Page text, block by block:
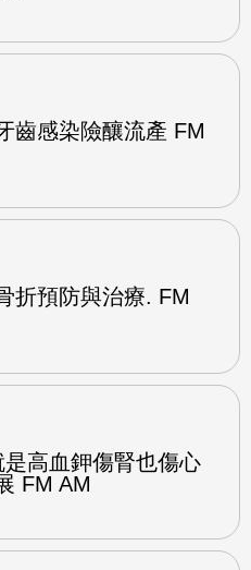
齒感染險釀流產 FM
折預防與治療. FM
高血鉀傷腎也傷心
FM AM